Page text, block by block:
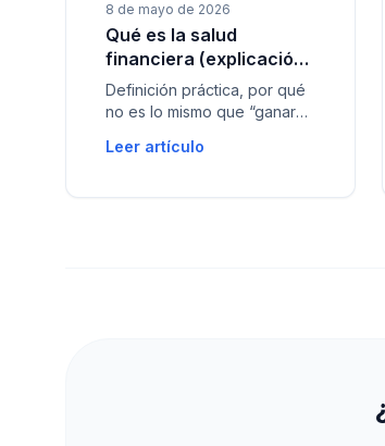
8 de mayo de 2026
Qué es la salud
financiera (explicación
simple para Colombia)
Definición práctica, por qué
no es lo mismo que “ganar
con liquidez, ahorro y
Leer artículo